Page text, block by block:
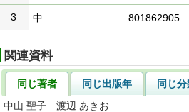
3 中 801862905
関連資料
同じ著者 同じ出版年 同じ
中山 聖子 渡辺 あきお